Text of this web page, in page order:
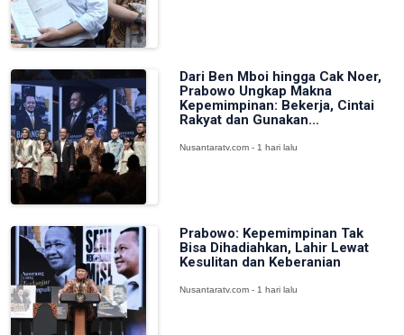
Dari Ben Mboi hingga Cak Noer,
Prabowo Ungkap Makna
Kepemimpinan: Bekerja, Cintai
Rakyat dan Gunakan...
Nusantaratv.com - 1 hari lalu
Prabowo: Kepemimpinan Tak
Bisa Dihadiahkan, Lahir Lewat
Kesulitan dan Keberanian
Nusantaratv.com - 1 hari lalu